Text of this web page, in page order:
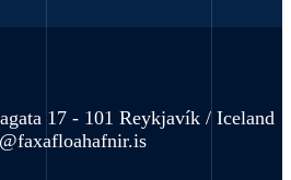
17 - 101 Reykjavík / Iceland